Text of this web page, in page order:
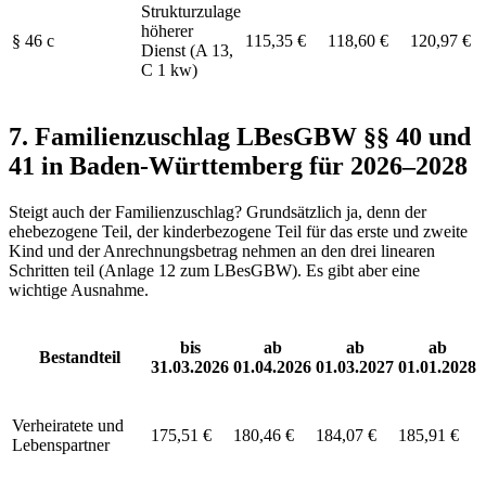
§ 46 c
Strukturzulage
höherer
Dienst (A 13,
C 1 kw)
115,35 € 118,60 € 120,97 €
7. Familienzuschlag LBesGBW §§ 40 und
41 in Baden-Württemberg für 2026–2028
Steigt auch der Familienzuschlag? Grundsätzlich ja, denn der
ehebezogene Teil, der kinderbezogene Teil für das erste und zweite
Kind und der Anrechnungsbetrag nehmen an den drei linearen
Schritten teil (Anlage 12 zum LBesGBW). Es gibt aber eine
wichtige Ausnahme.
Bestandteil
bis
31.03.2026
ab
01.04.2026
ab
01.03.2027
ab
01.01.2028
Verheiratete und
Lebenspartner
175,51 € 180,46 € 184,07 € 185,91 €